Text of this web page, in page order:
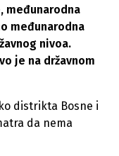
međunarodna
međunarodna
nivoa.
je na državnom
distrikta Bosne i
da nema